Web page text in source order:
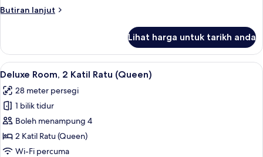
Butiran lanjut
Butiran
Room,
Berbilang
Katil
Lihat harga untuk tarikh anda
Lihat
semua
foto
untuk
Deluxe
Room,
2
Deluxe Room, 2 Katil Ratu (Queen)
5
Deluxe Room, 2 Katil Ratu (Queen)
28 meter persegi
1 bilik tidur
Boleh menampung 4
2 Katil Ratu (Queen)
Wi-Fi percuma